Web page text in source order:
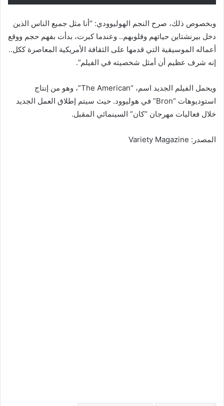
وبخصوص ذلك، صرح النجم الهوليوودي: “أنا مثل جميع الناس الذين
دخل بيرنشتاين حياتهم وقلوبهم.. وعندما كبرت، بدأت بفهم حجم ووقع
أعماله الموسيقية التي قدمها على الثقافة الأمريكية المعاصرة ككل..
إنه شرف عظيم أن أمثل شخصيته في الفيلم”.
ويحمل الفيلم الجديد اسم، “The American”، وهو من إنتاج
استوديوهات “Bron” في هوليوود. حيث سيتم إطلاق العمل الجديد
خلال فعاليات مهرجان “كان” السينمائي المقبل.
المصدر: Variety Magazine